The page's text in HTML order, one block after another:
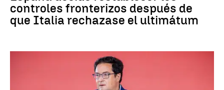
controles fronterizos después de
que Italia rechazase el ultimátum